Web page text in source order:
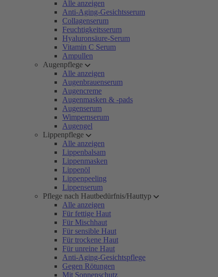
Alle anzeigen
Anti-Aging-Gesichtsserum
Collagenserum
Feuchtigkeitsserum
Hyaluronsäure-Serum
Vitamin C Serum
Ampullen
Augenpflege
Alle anzeigen
Augenbrauenserum
Augencreme
Augenmasken & -pads
Augenserum
Wimpernserum
Augengel
Lippenpflege
Alle anzeigen
Lippenbalsam
Lippenmasken
Lippenöl
Lippenpeeling
Lippenserum
Pflege nach Hautbedürfnis/Hauttyp
Alle anzeigen
Für fettige Haut
Für Mischhaut
Für sensible Haut
Für trockene Haut
Für unreine Haut
Anti-Aging-Gesichtspflege
Gegen Rötungen
Mit Sonnenschutz